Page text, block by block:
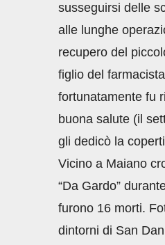
susseguirsi delle
alle lunghe
recupero del
figlio del
fortunatamente fu
buona salute (il
gli dedicò la
Vicino a Maiano
“Da Gardo”
furono 16 morti.
dintorni di San